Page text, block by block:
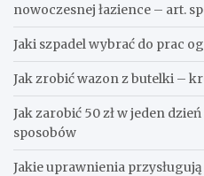
nowoczesnej łazience – art.
Jaki szpadel wybrać do prac
Jak zrobić wazon z butelki –
Jak zarobić 50 zł w jeden
sposobów
Jakie uprawnienia